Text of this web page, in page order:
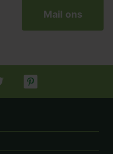
Mail ons
op Instagram
op Twitter
Tuincentrum.nl op